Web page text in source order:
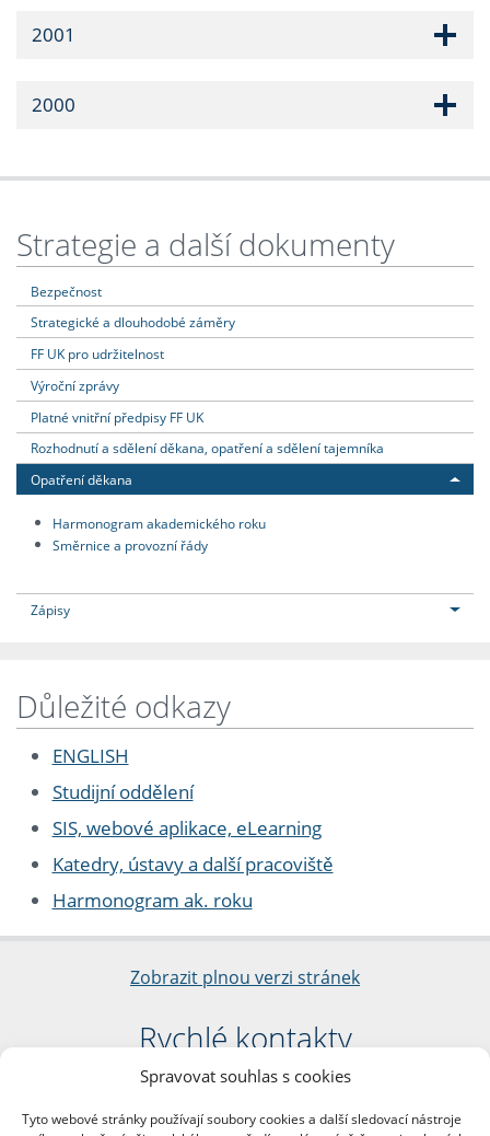
Spravovat souhlas s cookies
Tyto webové stránky používají soubory cookies a další sledovací nástroje
2001
2000
Strategie a další dokumenty
Bezpečnost
Strategické a dlouhodobé záměry
FF UK pro udržitelnost
Výroční zprávy
Platné vnitřní předpisy FF UK
Rozhodnutí a sdělení děkana, opatření a sdělení tajemníka
Opatření děkana
Harmonogram akademického roku
Směrnice a provozní řády
Zápisy
Důležité odkazy
ENGLISH
Studijní oddělení
SIS, webové aplikace, eLearning
Katedry, ústavy a další pracoviště
Harmonogram ak. roku
Zobrazit plnou verzi stránek
Rychlé kontakty
Filozofická fakulta
nám. Jana Palacha 1/2